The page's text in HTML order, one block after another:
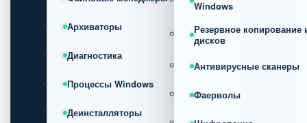
Архиваторы
Диагностика
Процессы Windows
Деинсталляторы
Windows
Резервное копирование
дисков
Антивирусные сканеры
Фаерволы